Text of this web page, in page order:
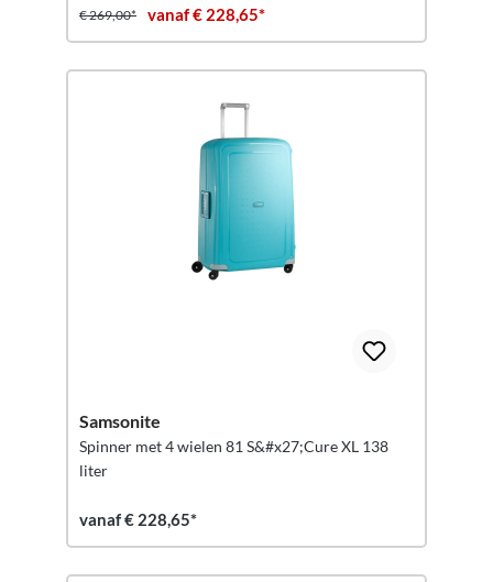
€ 269,00* vanaf € 228,65*
Samsonite
Spinner met 4 wielen 81 S&#x27;Cure XL 138
liter
vanaf € 228,65*